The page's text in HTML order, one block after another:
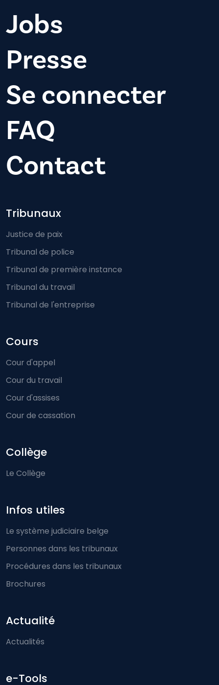
Jobs
Presse
Se connecter
FAQ
Contact
Footer-menu
Tribunaux
Justice de paix
Tribunal de police
Tribunal de première instance
Tribunal du travail
Tribunal de l'entreprise
Cours
Cour d'appel
Cour du travail
Cour d'assises
Cour de cassation
Collège
Le Collège
Infos utiles
Le système judiciaire belge
Personnes dans les tribunaux
Procédures dans les tribunaux
Brochures
Actualité
Actualités
e-Tools